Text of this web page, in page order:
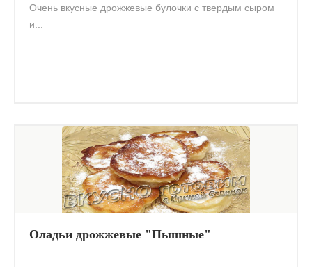
Очень вкусные дрожжевые булочки с твердым сыром
и...
Оладьи дрожжевые "Пышные"